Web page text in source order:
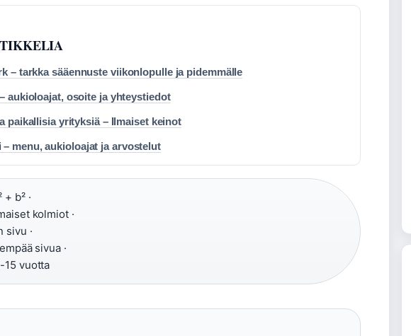
– tarkka sääennuste viikonlopulle ja pidemmälle
aukioloajat, osoite ja yhteystiedot
paikallisia yrityksiä – Ilmaiset keinot
menu, aukioloajat ja arvostelut
+ b² ·
kolmiot ·
sivu ·
sivua ·
15 vuotta